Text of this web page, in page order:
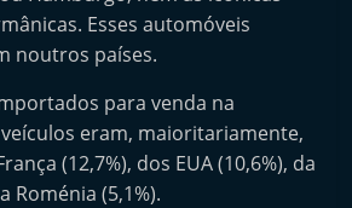
e
t
u
t
o
Esses automóveis
noutros países.
para venda na
eram, maioritariamente,
(12,7%), dos EUA (10,6%), da
Roménia (5,1%).